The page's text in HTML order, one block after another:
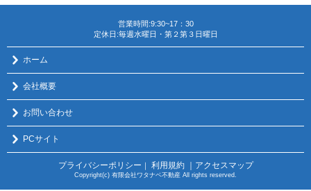
営業時間:9:30~17：30
定休日:毎週水曜日・第２第３日曜日
ホーム
会社概要
お問い合わせ
PCサイト
プライバシーポリシー ｜ 利用規約 ｜アクセスマップ
Copyright(c) 有限会社ワタナベ不動産 All rights reserved.